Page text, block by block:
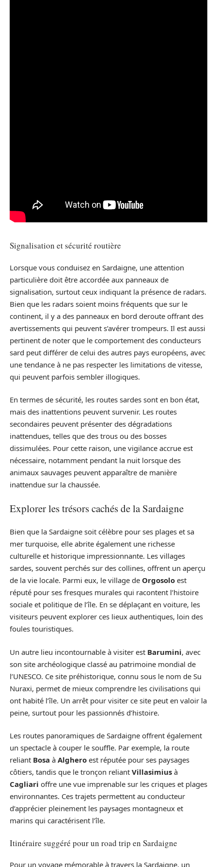
Signalisation et sécurité routière
Lorsque vous conduisez en Sardaigne, une attention
particulière doit être accordée aux panneaux de
signalisation, surtout ceux indiquant la présence de radars.
Bien que les radars soient moins fréquents que sur le
continent, il y a des panneaux en bord deroute offrant des
avertissements qui peuvent s’avérer trompeurs. Il est aussi
pertinent de noter que le comportement des conducteurs
sard peut différer de celui des autres pays européens, avec
une tendance à ne pas respecter les limitations de vitesse,
qui peuvent parfois sembler illogiques.
En termes de sécurité, les routes sardes sont en bon état,
mais des inattentions peuvent survenir. Les routes
secondaires peuvent présenter des dégradations
inattendues, telles que des trous ou des bosses
dissimulées. Pour cette raison, une vigilance accrue est
nécessaire, notamment pendant la nuit lorsque des
animaux sauvages peuvent apparaître de manière
inattendue sur la chaussée.
Explorer les trésors cachés de la Sardaigne
Bien que la Sardaigne soit célèbre pour ses plages et sa
mer turquoise, elle abrite également une richesse
culturelle et historique impressionnante. Les villages
sardes, souvent perchés sur des collines, offrent un aperçu
de la vie locale. Parmi eux, le village de Orgosolo est
réputé pour ses fresques murales qui racontent l’histoire
sociale et politique de l’île. En se déplaçant en voiture, les
visiteurs peuvent explorer ces lieux authentiques, loin des
foules touristiques.
Un autre lieu incontournable à visiter est Barumini, avec
son site archéologique classé au patrimoine mondial de
l’UNESCO. Ce site préhistorique, connu sous le nom de Su
Nuraxi, permet de mieux comprendre les civilisations qui
ont habité l’île. Un arrêt pour visiter ce site peut en valoir la
peine, surtout pour les passionnés d’histoire.
Les routes panoramiques de Sardaigne offrent également
un spectacle à couper le souffle. Par exemple, la route
reliant Bosa à Alghero est réputée pour ses paysages
côtiers, tandis que le tronçon reliant Villasimius à
Cagliari offre une vue imprenable sur les criques et plages
environnantes. Ces trajets permettent au conducteur
d’apprécier pleinement les paysages montagneux et
marins qui caractérisent l’île.
Itinéraire suggéré pour un road trip en Sardaigne
Pour un voyage mémorable à travers la Sardaigne, un